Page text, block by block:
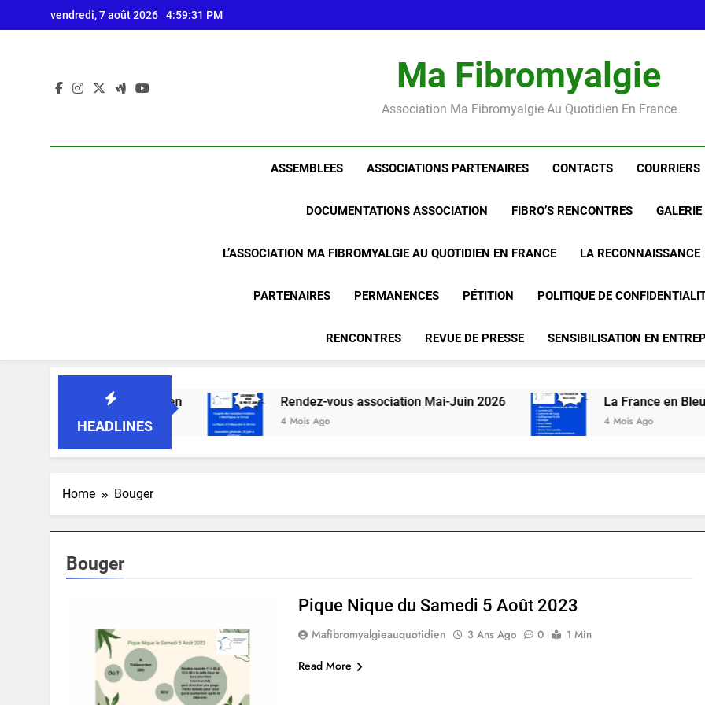
to
vendredi, 7 août 2026 4:59:31 PM
Maud Petit nous remet
Maud Petit nous remet
Ma Fibromyalgie
Association Ma Fibromyalgie Au Quotidien En France
ASSEMBLEES ASSOCIATIONS PARTENAIRES CONTACTS COURRIERS
DOCUMENTATIONS ASSOCIATION FIBRO’S RENCONTRES
L’ASSOCIATION MA FIBROMYALGIE AU QUOTIDIEN EN FRANCE LA RECONNAISSANCE
PARTENAIRES PERMANENCES PÉTITION POLITIQUE DE
RENCONTRES REVUE DE PRESSE SENSIBILISATION EN
HEADLINES
Fibromyalgie au Quotidien Rendez-vous association Mai-Juin 2026
4 Mois Ago
La France en Bleu
4 Mois Ago
Home Bouger
Bouger
Pique Nique du Samedi 5 Août 2023
Mafibromyalgieauquotidien 3 Ans Ago 0 1 Min
Read More